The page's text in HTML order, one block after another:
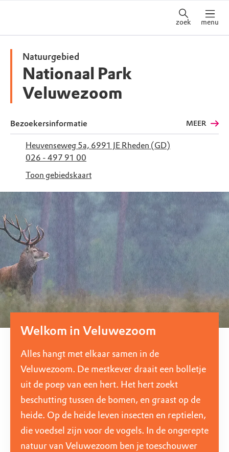
zoek menu
Natuurgebied
Nationaal Park
Veluwezoom
Bezoekersinformatie MEER
Heuvenseweg 5a, 6991 JE Rheden (GD)
026 - 497 91 00
Toon gebiedskaart
Welkom in Veluwezoom
Alles hangt met elkaar samen in de
Veluwezoom. De mestkever draait een bolletje
uit de poep van een hert. Het hert zoekt
beschutting tussen de bomen, en graast op de
heide. Op de heide leven insecten en reptielen,
die voedsel zijn voor de vogels. In de ongerepte
natuur van Veluwezoom ben je toeschouwer